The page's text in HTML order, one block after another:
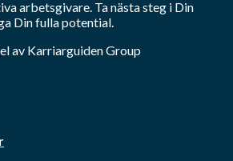
arbetsgivare. Ta nästa steg i Din
Din fulla potential.
av Karriarguiden Group